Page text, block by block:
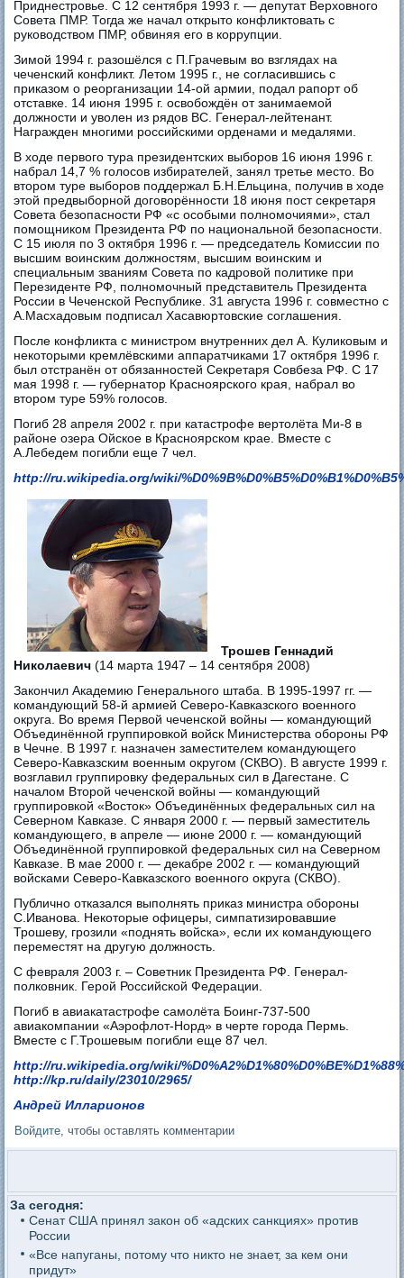
Приднестровье. С 12 сентября 1993 г. — депутат Верховного
Совета ПМР. Тогда же начал открыто конфликтовать с
руководством ПМР, обвиняя его в коррупции.
Зимой 1994 г. разошёлся с П.Грачевым во взглядах на
чеченский конфликт. Летом 1995 г., не согласившись с
приказом о реорганизации 14-ой армии, подал рапорт об
отставке. 14 июня 1995 г. освобождён от занимаемой
должности и уволен из рядов ВС. Генерал-лейтенант.
Награжден многими российскими орденами и медалями.
В ходе первого тура президентских выборов 16 июня 1996 г.
набрал 14,7 % голосов избирателей, занял третье место. Во
втором туре выборов поддержал Б.Н.Ельцина, получив в ходе
этой предвыборной договорённости 18 июня пост секретаря
Совета безопасности РФ «с особыми полномочиями», стал
помощником Президента РФ по национальной безопасности.
С 15 июля по 3 октября 1996 г. — председатель Комиссии по
высшим воинским должностям, высшим воинским и
специальным званиям Совета по кадровой политике при
Перезиденте РФ, полномочный представитель Президента
России в Чеченской Республике. 31 августа 1996 г. совместно с
А.Масхадовым подписал Хасавюртовские соглашения.
После конфликта с министром внутренних дел А. Куликовым и
некоторыми кремлёвскими аппаратчиками 17 октября 1996 г.
был отстранён от обязанностей Секретаря Совбеза РФ. С 17
мая 1998 г. — губернатор Красноярского края, набрал во
втором туре 59% голосов.
Погиб 28 апреля 2002 г. при катастрофе вертолёта Ми-8 в
районе озера Ойское в Красноярском крае. Вместе с
А.Лебедем погибли еще 7 чел.
http://ru.wikipedia.org/wiki/
Трошев Геннадий
Николаевич (14 марта 1947 – 14 сентября 2008)
Закончил Академию Генерального штаба. В 1995-1997 гг. —
командующий 58-й армией Северо-Кавказского военного
округа. Во время Первой чеченской войны — командующий
Объединённой группировкой войск Министерства обороны РФ
в Чечне. В 1997 г. назначен заместителем командующего
Северо-Кавказским военным округом (СКВО). В августе 1999 г.
возглавил группировку федеральных сил в Дагестане. С
началом Второй чеченской войны — командующий
группировкой «Восток» Объединённых федеральных сил на
Северном Кавказе. С января 2000 г. — первый заместитель
командующего, в апреле — июне 2000 г. — командующий
Объединённой группировкой федеральных сил на Северном
Кавказе. В мае 2000 г. — декабре 2002 г. — командующий
войсками Северо-Кавказского военного округа (СКВО).
Публично отказался выполнять приказ министра обороны
С.Иванова. Некоторые офицеры, симпатизировавшие
Трошеву, грозили «поднять войска», если их командующего
переместят на другую должность.
С февраля 2003 г. – Советник Президента РФ. Генерал-
полковник. Герой Российской Федерации.
Погиб в авиакатастрофе самолёта Боинг-737-500
авиакомпании «Аэрофлот-Норд» в черте города Пермь.
Вместе с Г.Трошевым погибли еще 87 чел.
http://ru.wikipedia.org/wiki/
http://kp.ru/daily/23010/2965/
Андрей Илларионов
Войдите, чтобы оставлять комментарии
За сегодня:
Сенат США принял закон об «адских санкциях» против
России
«Все напуганы, потому что никто не знает, за кем они
придут»